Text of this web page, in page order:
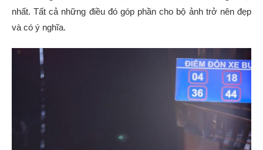
nhất. Tất cả những điều đó góp phần cho bộ ảnh trở nên đẹp
và có ý nghĩa.